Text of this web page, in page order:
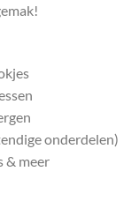
onderdelen)
& meer